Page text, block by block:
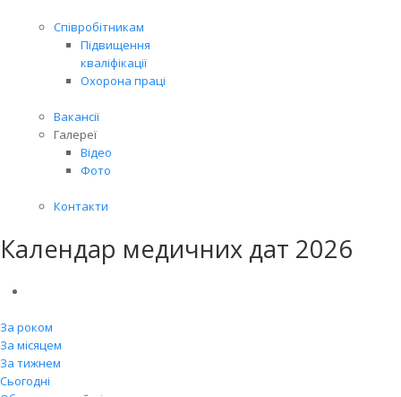
Співробітникам
Підвищення
кваліфікації
Охорона праці
Вакансії
Галереї
Відео
Фото
Контакти
Календар медичних дат 2026
За роком
За місяцем
За тижнем
Сьогодні